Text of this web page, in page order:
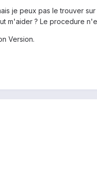
je peux pas le trouver
m'aider ? Le procedure
Version.